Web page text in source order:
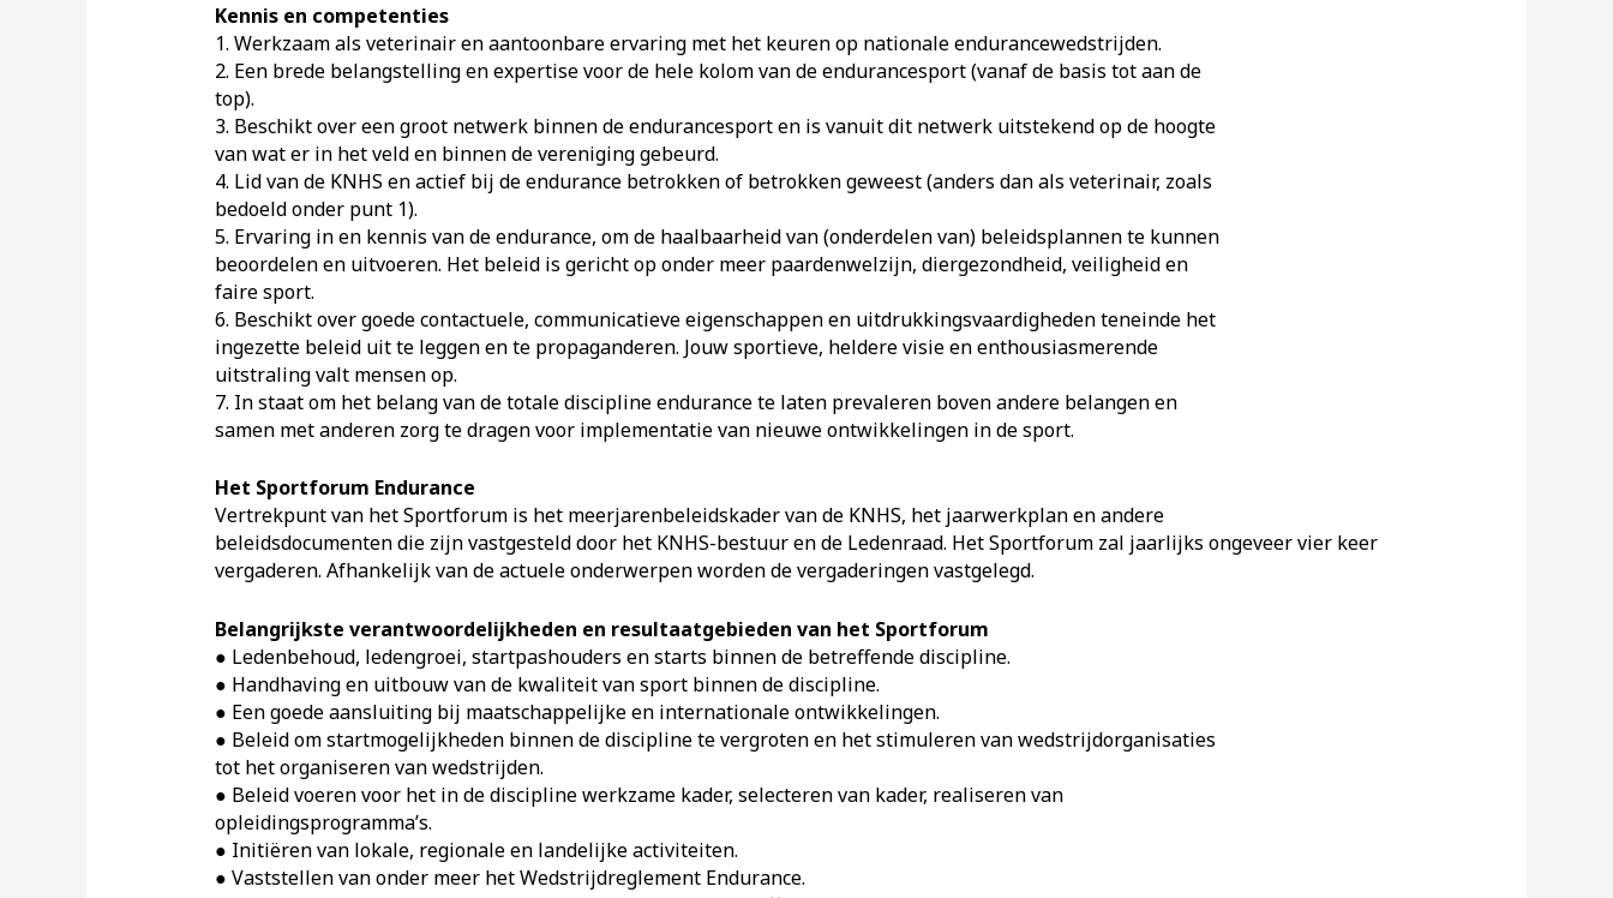
Kennis en competenties
1. Werkzaam als veterinair en aantoonbare ervaring met het keuren op nationale endurancewedstrijden.
2. Een brede belangstelling en expertise voor de hele kolom van de endurancesport (vanaf de basis tot aan de
top).
3. Beschikt over een groot netwerk binnen de endurancesport en is vanuit dit netwerk uitstekend op de hoogte
van wat er in het veld en binnen de vereniging gebeurd.
4. Lid van de KNHS en actief bij de endurance betrokken of betrokken geweest (anders dan als veterinair, zoals
bedoeld onder punt 1).
5. Ervaring in en kennis van de endurance, om de haalbaarheid van (onderdelen van) beleidsplannen te kunnen
beoordelen en uitvoeren. Het beleid is gericht op onder meer paardenwelzijn, diergezondheid, veiligheid en
faire sport.
6. Beschikt over goede contactuele, communicatieve eigenschappen en uitdrukkingsvaardigheden teneinde het
ingezette beleid uit te leggen en te propaganderen. Jouw sportieve, heldere visie en enthousiasmerende
uitstraling valt mensen op.
7. In staat om het belang van de totale discipline endurance te laten prevaleren boven andere belangen en
samen met anderen zorg te dragen voor implementatie van nieuwe ontwikkelingen in de sport.
Het Sportforum Endurance
Vertrekpunt van het Sportforum is het meerjarenbeleidskader van de KNHS, het jaarwerkplan en andere
beleidsdocumenten die zijn vastgesteld door het KNHS-bestuur en de Ledenraad. Het Sportforum zal jaarlijks ongeveer vier keer
vergaderen. Afhankelijk van de actuele onderwerpen worden de vergaderingen vastgelegd.
Belangrijkste verantwoordelijkheden en resultaatgebieden van het Sportforum
● Ledenbehoud, ledengroei, startpashouders en starts binnen de betreffende discipline.
● Handhaving en uitbouw van de kwaliteit van sport binnen de discipline.
● Een goede aansluiting bij maatschappelijke en internationale ontwikkelingen.
● Beleid om startmogelijkheden binnen de discipline te vergroten en het stimuleren van wedstrijdorganisaties
tot het organiseren van wedstrijden.
● Beleid voeren voor het in de discipline werkzame kader, selecteren van kader, realiseren van
opleidingsprogramma’s.
● Initiëren van lokale, regionale en landelijke activiteiten.
● Vaststellen van onder meer het Wedstrijdreglement Endurance.